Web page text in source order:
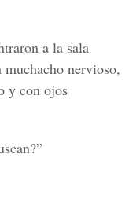
a la sala
nervioso,
y con ojos